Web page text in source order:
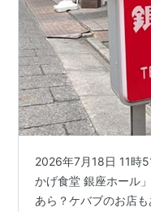
2026年7月18日 11時
かげ食堂 銀座ホール
あら？ケバブのお店